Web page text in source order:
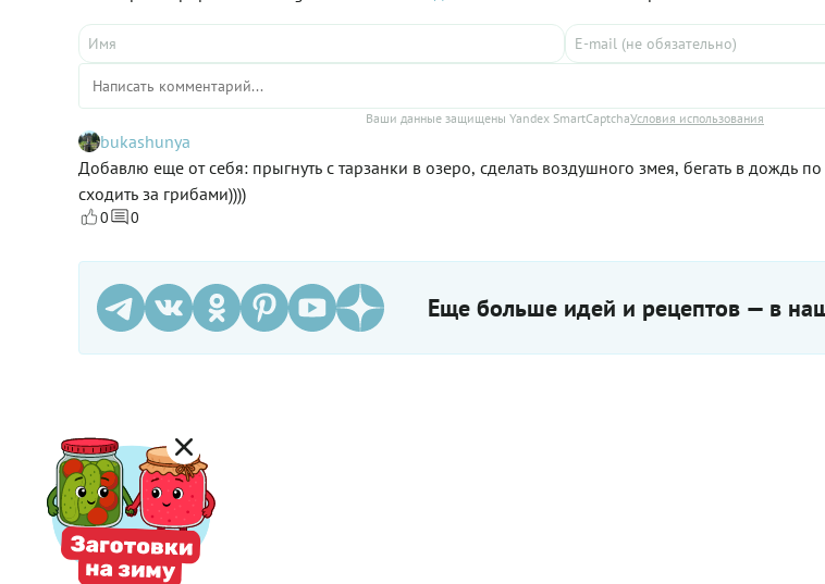
Ваши данные защищены Yandex SmartCaptchaУсловия использования
bukashunya
Добавлю еще от себя: прыгнуть с тарзанки в озеро, сделать воздушного змея, бегать в дождь
сходить за грибами))))
0 0
Еще больше идей и рецептов — в